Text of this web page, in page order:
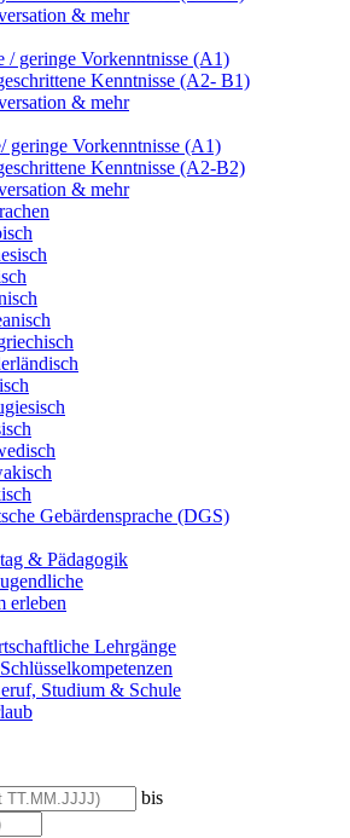
& mehr
/ geringe Vorkenntnisse (A1)
Kenntnisse (A2- B1)
& mehr
geringe Vorkenntnisse (A1)
Kenntnisse (A2-B2)
& mehr
Gebärdensprache (DGS)
& Pädagogik
erleben
Lehrgänge
Studium & Schule
bis